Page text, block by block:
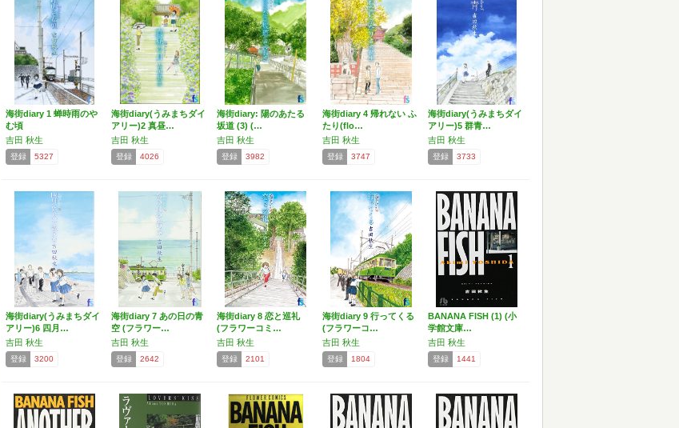
海街diary 1 蝉時雨のや
む頃
吉田 秋生
登録 5327
海街diary(うみまちダイ
アリー)2 真昼…
吉田 秋生
登録 4026
海街diary: 陽のあたる
坂道 (3) (…
吉田 秋生
登録 3982
海街diary 4 帰れない ふ
たり(flo…
吉田 秋生
登録 3747
海街diary(うみまちダイ
アリー)5 群青…
吉田 秋生
登録 3733
海街diary(うみまちダイ
アリー)6 四月…
吉田 秋生
登録 3200
海街diary 7 あの日の青
空 (フラワー…
吉田 秋生
登録 2642
海街diary 8 恋と巡礼
(フラワーコミ…
吉田 秋生
登録 2101
海街diary 9 行ってくる
(フラワーコ…
吉田 秋生
登録 1804
BANANA FISH (1) (小
学館文庫…
吉田 秋生
登録 1441